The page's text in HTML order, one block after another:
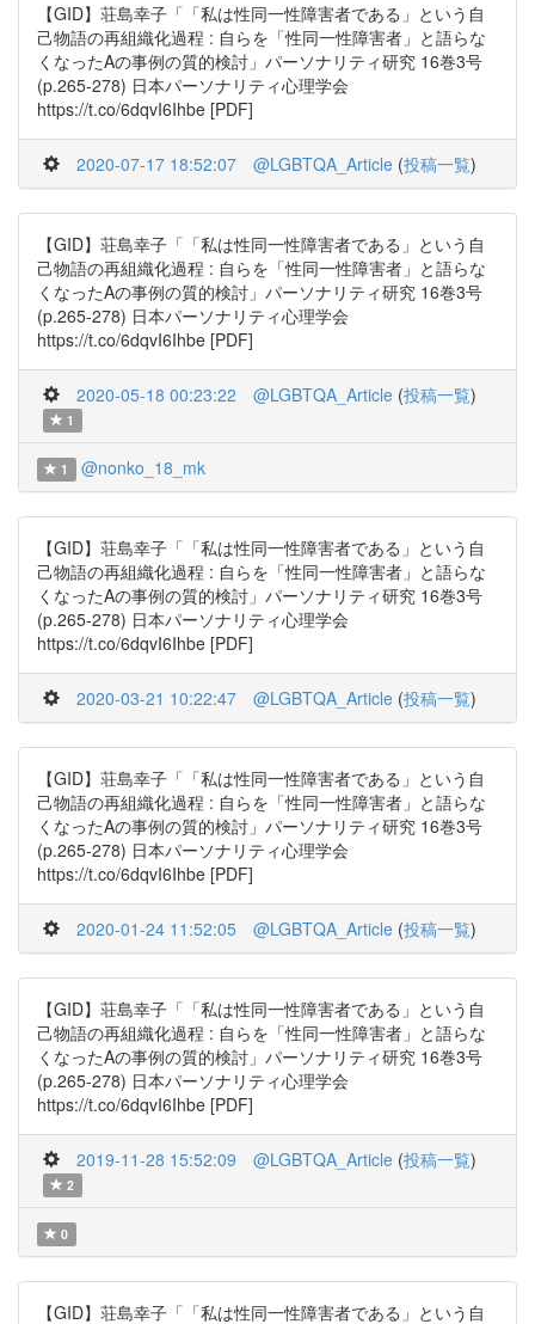
【GID】荘島幸子「「私は性同一性障害者である」という自
己物語の再組織化過程 : 自らを「性同一性障害者」と語らな
くなったAの事例の質的検討」パーソナリティ研究 16巻3号
(p.265-278) 日本パーソナリティ心理学会
https://t.co/6dqvI6Ihbe [PDF]
2020-07-17 18:52:07 @LGBTQA_Article (投稿一覧)
【GID】荘島幸子「「私は性同一性障害者である」という自
己物語の再組織化過程 : 自らを「性同一性障害者」と語らな
くなったAの事例の質的検討」パーソナリティ研究 16巻3号
(p.265-278) 日本パーソナリティ心理学会
https://t.co/6dqvI6Ihbe [PDF]
2020-05-18 00:23:22 @LGBTQA_Article (投稿一覧)
1
1 @nonko_18_mk
【GID】荘島幸子「「私は性同一性障害者である」という自
己物語の再組織化過程 : 自らを「性同一性障害者」と語らな
くなったAの事例の質的検討」パーソナリティ研究 16巻3号
(p.265-278) 日本パーソナリティ心理学会
https://t.co/6dqvI6Ihbe [PDF]
2020-03-21 10:22:47 @LGBTQA_Article (投稿一覧)
【GID】荘島幸子「「私は性同一性障害者である」という自
己物語の再組織化過程 : 自らを「性同一性障害者」と語らな
くなったAの事例の質的検討」パーソナリティ研究 16巻3号
(p.265-278) 日本パーソナリティ心理学会
https://t.co/6dqvI6Ihbe [PDF]
2020-01-24 11:52:05 @LGBTQA_Article (投稿一覧)
【GID】荘島幸子「「私は性同一性障害者である」という自
己物語の再組織化過程 : 自らを「性同一性障害者」と語らな
くなったAの事例の質的検討」パーソナリティ研究 16巻3号
(p.265-278) 日本パーソナリティ心理学会
https://t.co/6dqvI6Ihbe [PDF]
2019-11-28 15:52:09 @LGBTQA_Article (投稿一覧)
2
0
【GID】荘島幸子「「私は性同一性障害者である」という自